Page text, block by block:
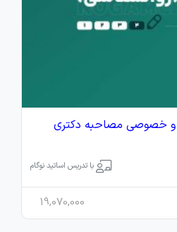
و خصوصی مصاحبه دکتری
با تدریس اساتید نوگام
19,070,000